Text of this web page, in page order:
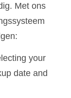
Met ons
your
date and